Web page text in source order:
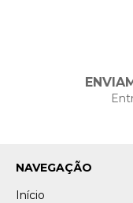
NAVEGAÇÃO
Início